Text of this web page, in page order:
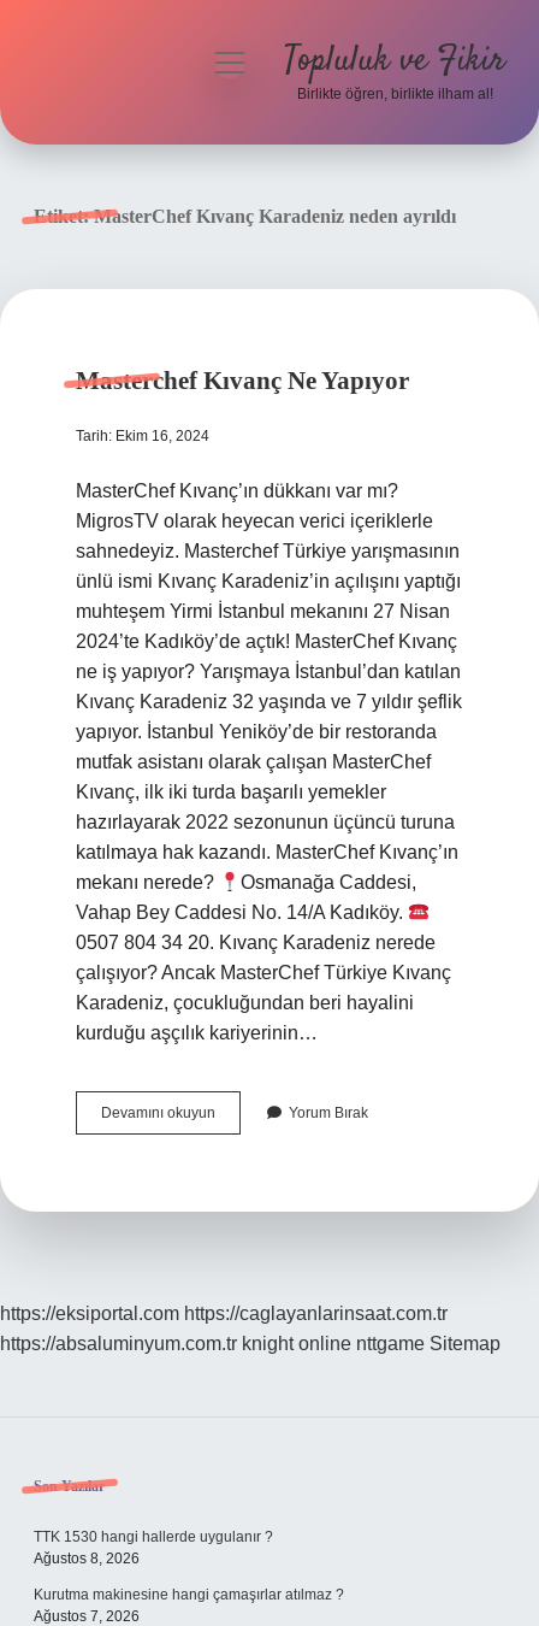
menüyüTopluluk ve Fikir
Birlikte öğren, birlikte ilham al!
Etiket:MasterChef Kıvanç Karadeniz neden ayrıldı
Masterchef Kıvanç Ne Yapıyor
Tarih: Ekim 16, 2024
MasterChef Kıvanç’ın dükkanı var mı?
MigrosTV olarak heyecan verici içeriklerle
sahnedeyiz. Masterchef Türkiye yarışmasının
ünlü ismi Kıvanç Karadeniz’in açılışını yaptığı
muhteşem Yirmi İstanbul mekanını 27 Nisan
2024’te Kadıköy’de açtık! MasterChef Kıvanç
ne iş yapıyor? Yarışmaya İstanbul’dan katılan
Kıvanç Karadeniz 32 yaşında ve 7 yıldır şeflik
yapıyor. İstanbul Yeniköy’de bir restoranda
mutfak asistanı olarak çalışan MasterChef
Kıvanç, ilk iki turda başarılı yemekler
hazırlayarak 2022 sezonunun üçüncü turuna
katılmaya hak kazandı. MasterChef Kıvanç’ın
mekanı nerede?
Osmanağa Caddesi,
Vahap Bey Caddesi No. 14/A Kadıköy.
0507 804 34 20. Kıvanç Karadeniz nerede
çalışıyor? Ancak MasterChef Türkiye Kıvanç
Karadeniz, çocukluğundan beri hayalini
kurduğu aşçılık kariyerinin…
Devamını okuyun Masterchef
Kıvanç
Yorum Bırak
https://eksiportal.com https://caglayanlarinsaat.com.tr
https://absaluminyum.com.tr knight online nttgame Sitemap
Sidebar
Son Yazılar
TTK 1530 hangi hallerde uygulanır ?
Ağustos 8, 2026
Kurutma makinesine hangi çamaşırlar atılmaz ?
Ağustos 7, 2026